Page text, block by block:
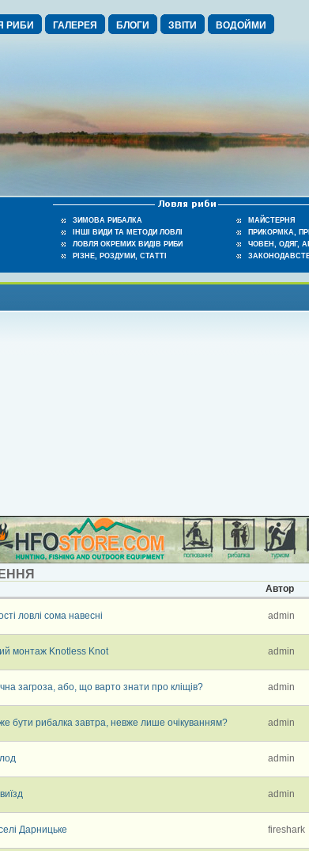
РИБИ ГАЛЕРЕЯ БЛОГИ ЗВІТИ ВОДОЙМИ
ЗИМОВА РИБАЛКА
ІНШІ ВИДИ ТА МЕТОДИ ЛОВЛІ
ЛОВЛЯ ОКРЕМИХ ВИДІВ РИБИ
РІЗНЕ, РОЗДУМИ, СТАТТІ
МАЙСТЕРНЯ
ПРИКОРМКА,
ЧОВЕН, ОДЯГ,
Автор
ловлі сома навесні admin
монтаж Knotless Knot admin
загроза, або, що варто знати про кліщів? admin
бути рибалка завтра, невже лише очікуванням? admin
admin
admin
Дарницьке fireshark